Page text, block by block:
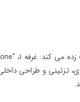
تزئینی و طراحی